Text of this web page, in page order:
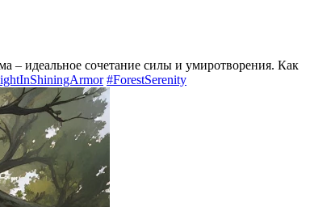
– идеальное сочетание силы и умиротворения. Как
#ForestSerenity